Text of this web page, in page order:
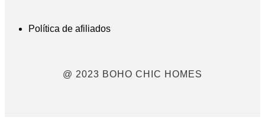
Política de afiliados
@ 2023 BOHO CHIC HOMES